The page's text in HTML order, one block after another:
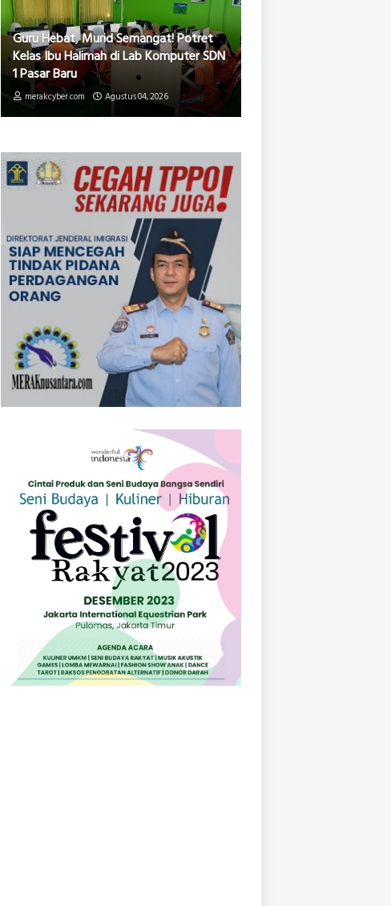
Guru Hebat, Murid Semangat! Potret
Kelas Ibu Halimah di Lab Komputer SDN
1 Pasar Baru
merakcyber.com Agustus 04, 2026